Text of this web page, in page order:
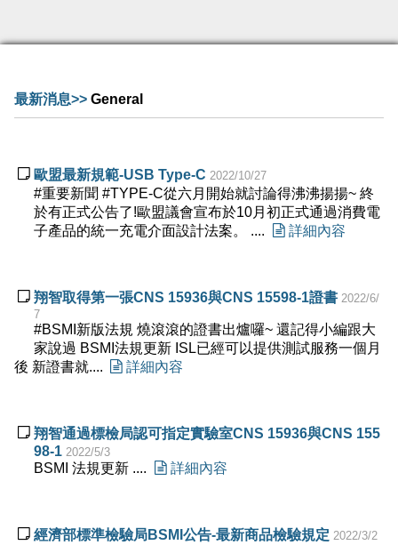
最新消息>> General
 歐盟最新規範-USB Type-C 2022/10/27
#重要新聞 #TYPE-C​ 從六月開始就討論得沸沸揚揚~ 終
於有正式公告了!歐盟議會宣布於10月初正式通過消費電
子產品的統一充電介面設計法案。 ....
 詳細內容
 翔智取得第一張CNS 15936與CNS 15598-1證書 2022/6/
7
#BSMI新版法規 燒滾滾的證書出爐囉~ 還記得小編跟大
家說過 BSMI法規更新 ISL已經可以提供測試服務一個月
後 新證書就....
 詳細內容
 翔智通過標檢局認可指定實驗室CNS 15936與CNS 155
98-1 2022/5/3
BSMI 法規更新 ....  詳細內容
 經濟部標準檢驗局BSMI公告-最新商品檢驗規定 2022/3/2